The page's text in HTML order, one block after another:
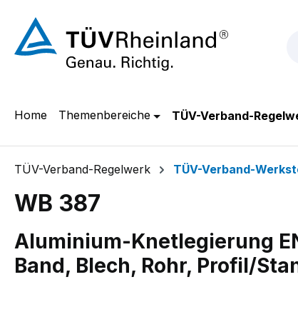
Hauptinhalt springen
Zur Suche springen
Zur Hauptnavigation springen
Home Themenbereiche TÜV-Verband-
TÜV-Verband-Regelwerk TÜV-Verband-
WB 387
Aluminium-Knetlegierung
Band, Blech, Rohr, Profil/